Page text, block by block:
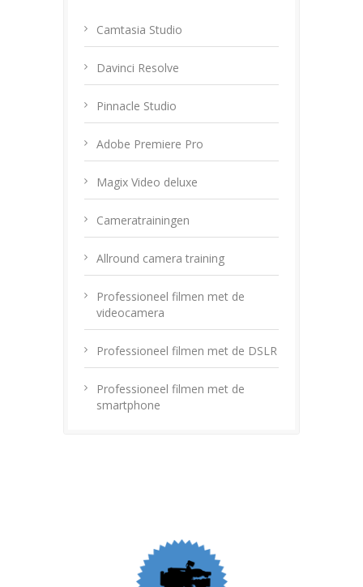
Camtasia Studio
Davinci Resolve
Pinnacle Studio
Adobe Premiere Pro
Magix Video deluxe
Cameratrainingen
Allround camera training
Professioneel filmen met de
videocamera
Professioneel filmen met de DSLR
Professioneel filmen met de
smartphone